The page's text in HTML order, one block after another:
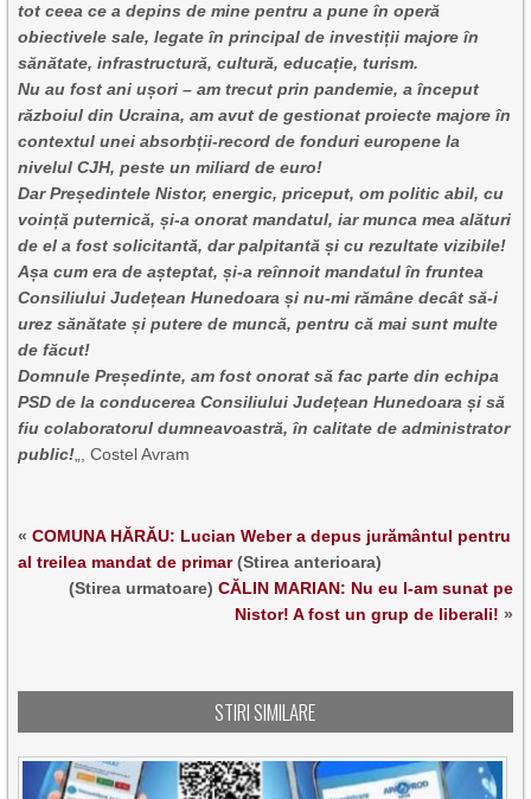
tot ceea ce a depins de mine pentru a pune în operă
obiectivele sale, legate în principal de investiții majore în
sănătate, infrastructură, cultură, educație, turism.
Nu au fost ani ușori – am trecut prin pandemie, a început
războiul din Ucraina, am avut de gestionat proiecte majore în
contextul unei absorbții-record de fonduri europene la
nivelul CJH, peste un miliard de euro!
Dar Președintele Nistor, energic, priceput, om politic abil, cu
voință puternică, și-a onorat mandatul, iar munca mea alături
de el a fost solicitantă, dar palpitantă și cu rezultate vizibile!
Așa cum era de așteptat, și-a reînnoit mandatul în fruntea
Consiliului Județean Hunedoara și nu-mi rămâne decât să-i
urez sănătate și putere de muncă, pentru că mai sunt multe
de făcut!
Domnule Președinte, am fost onorat să fac parte din echipa
PSD de la conducerea Consiliului Județean Hunedoara și să
fiu colaboratorul dumneavoastră, în calitate de administrator
public! „, Costel Avram
«COMUNA HĂRĂU: Lucian Weber a depus jurământul pentru
al treilea mandat de primar(Stirea anterioara)
(Stirea urmatoare) CĂLIN MARIAN: Nu eu l-am sunat pe
Nistor! A fost un grup de liberali! »
STIRI SIMILARE